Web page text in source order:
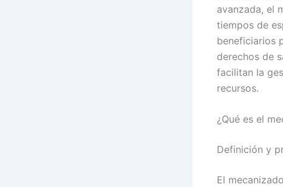
avanzada, el
tiempos de
beneficiarios
derechos de
facilitan la
recursos.
¿Qué es el
Definición y
El